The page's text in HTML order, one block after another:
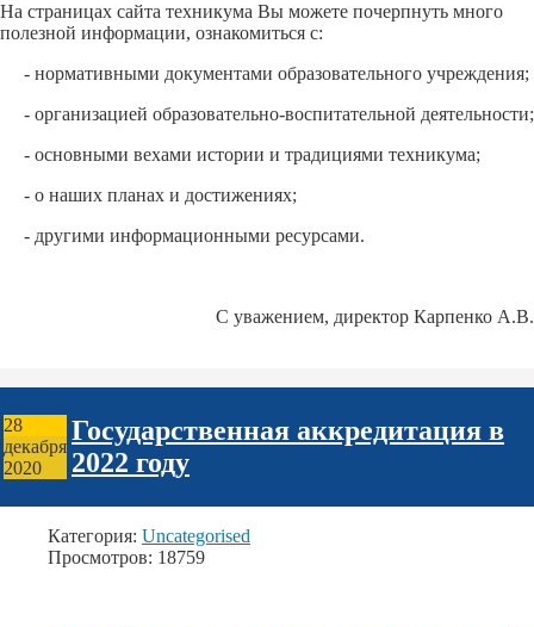
На страницах сайта техникума Вы можете почерпнуть много
полезной информации, ознакомиться с:
- нормативными документами образовательного учреждения;
- организацией образовательно-воспитательной деятельности;
- основными вехами истории и традициями техникума;
- о наших планах и достижениях;
- другими информационными ресурсами.
С уважением, директор Карпенко А.В.
28
декабря
2020
Государственная аккредитация в
2022 году
Категория: Uncategorised
Просмотров: 18759